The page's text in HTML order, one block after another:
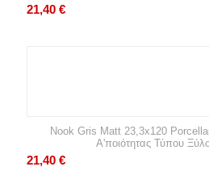
21,40 €
Nook Gris Matt 23,3x120
Α'ποιότητας Τύπου
21,40 €